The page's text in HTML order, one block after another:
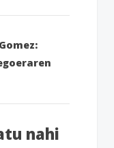
nahi